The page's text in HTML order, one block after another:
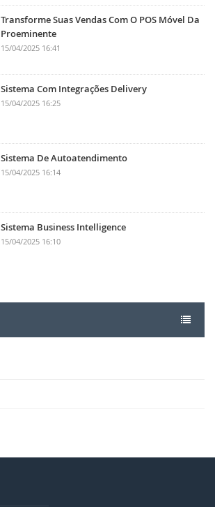
Transforme Suas Vendas Com O POS Móvel Da
Proeminente
15/04/2025 16:41
Sistema Com Integrações Delivery
15/04/2025 16:25
Sistema De Autoatendimento
15/04/2025 16:14
Sistema Business Intelligence
15/04/2025 16:10